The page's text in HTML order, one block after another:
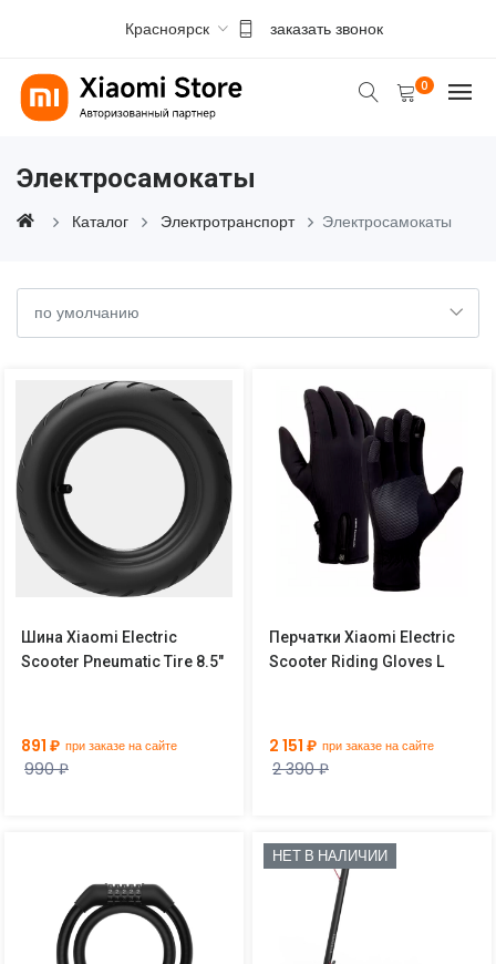
Красноярск заказать звонок
0
Электросамокаты
Каталог Электротранспорт Электросамокаты
Шина Xiaomi Electric
Scooter Pneumatic Tire 8.5"
891 ₽ при заказе на сайте
990 ₽
Перчатки Xiaomi Electric
Scooter Riding Gloves L
2 151 ₽ при заказе на сайте
2 390 ₽
НЕТ В НАЛИЧИИ